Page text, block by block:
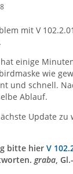
mit V
einige
wie
und schnell.
Ablauf.
Update
bitte hier V
graba ,